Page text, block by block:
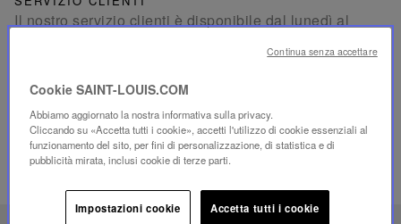
Il nostro servizio clienti è disponibile dal lunedì al
venerdì, dalle 10:00 alle 18:00.
Cookie SAINT-LOUIS.COM
Abbiamo aggiornato la nostra informativa sulla privacy.
Cliccando su «Accetta tutti i cookie», accetti l'utilizzo di cookie essenziali al
funzionamento del sito, per fini di personalizzazione, di statistica e di
pubblicità mirata, inclusi cookie di terze parti.
Impostazioni cookie Accetta tutti i cookie
Continua senza accettare